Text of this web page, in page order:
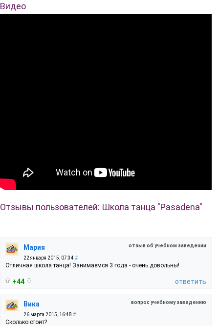
Видео
Отзывы пользователей: Школа танца "Pasadena"
отзыв об учебном заведении
Мария
22 января 2015, 07:34 #
Отличная школа танца! Занимаемся 3 года - очень довольны!
+44 ответить
вопрос учебному заведению
Вика
26 марта 2015, 16:48 #
Сколько стоит?